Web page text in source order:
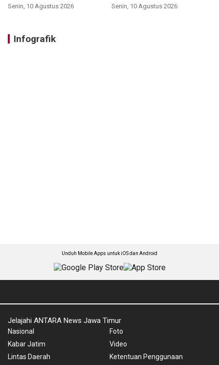
Senin, 10 Agustus 2026 Senin, 10 Agustus 2026
Infografik
Unduh Mobile Apps untuk iOS dan Android
Jelajahi ANTARA News Jawa Timur
Nasional
Kabar Jatim
Lintas Daerah
Foto
Video
Ketentuan Penggunaan